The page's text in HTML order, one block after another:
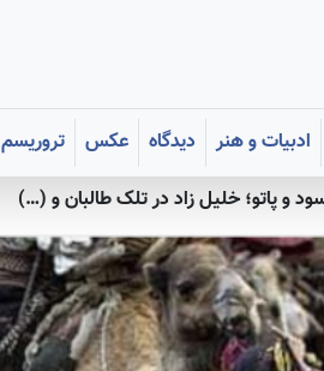
ادبیات و هنر دیدگاه عکس تروریسم
و پاتو؛ خلیل زاد در تلک طالبان و (…)